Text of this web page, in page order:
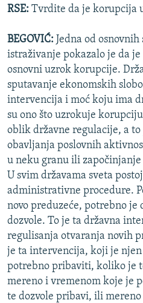
RSE: Tvrdite da je korupcija
BEGOVIĆ: Jedna od
istraživanje pokazalo je da
osnovni uzrok korupcije.
sputavanje ekonomskih
intervencija i moć koju ima
su ono što uzrokuje
oblik državne regulacije, a
obavljanja poslovnih
u neku granu ili
U svim državama sveta
administrativne procedure.
novo preduzeće, potrebno je
dozvole. To je ta državna
regulisanja otvaranja novih
je ta intervencija, koji je
potrebno pribaviti, koliko je
mereno i vremenom koje je
te dozvole pribavi, ili